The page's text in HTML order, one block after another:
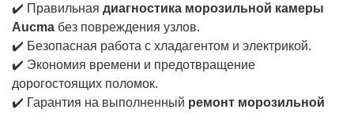
✔️ Правильная диагностика морозильной камеры
Aucma без повреждения узлов.
✔️ Безопасная работа с хладагентом и электрикой.
✔️ Экономия времени и предотвращение
дорогостоящих поломок.
✔️ Гарантия на выполненный ремонт морозильной